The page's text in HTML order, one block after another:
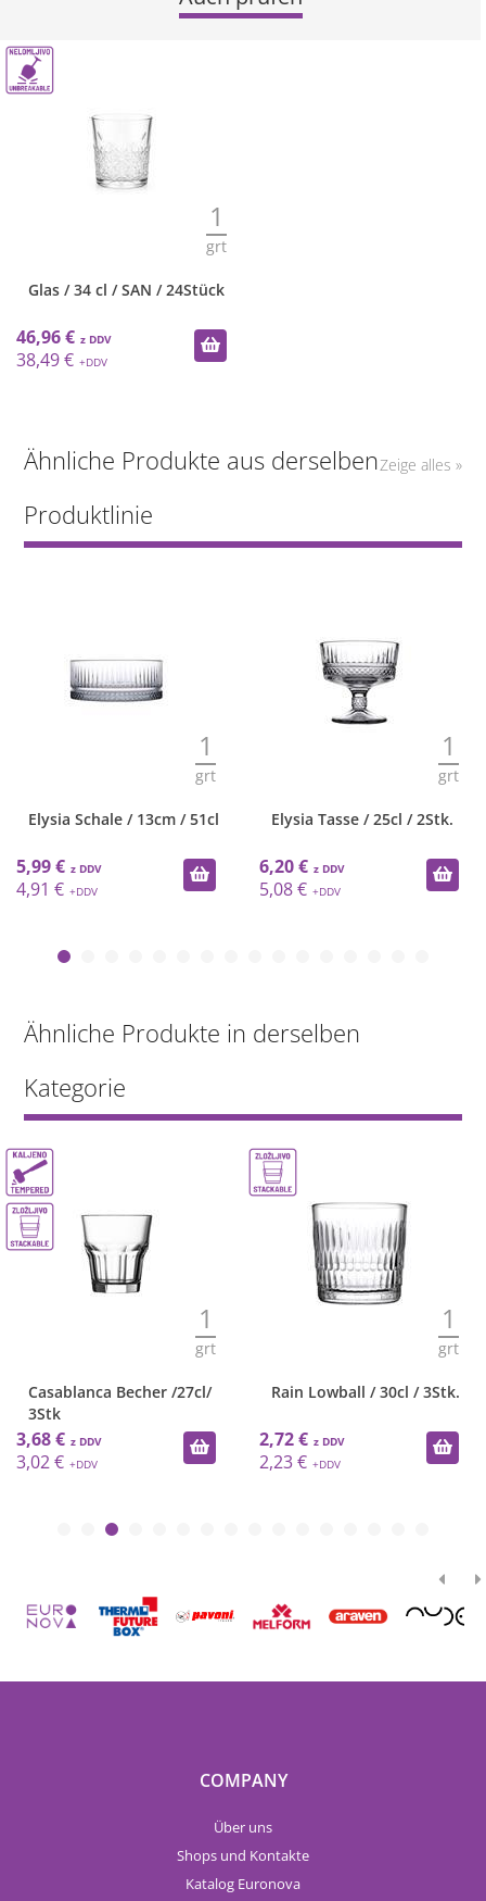
1
grt
Glas / 34 cl / SAN / 24Stück
46,96 €
38,49 €
Ähnliche Produkte aus derselben
Produktlinie
Zeige alles »
1
grt
Elysia Schale / 13cm / 51cl
5,99 €
4,91 €
1
grt
Elysia Tasse / 25cl / 2Stk.
6,20 €
5,08 €
Ähnliche Produkte in derselben
Kategorie
1
grt
Casablanca Becher /27cl/
3Stk
3,68 €
3,02 €
1
grt
Rain Lowball / 30cl / 3Stk.
2,72 €
2,23 €
COMPANY
Über uns
Shops und Kontakte
Katalog Euronova